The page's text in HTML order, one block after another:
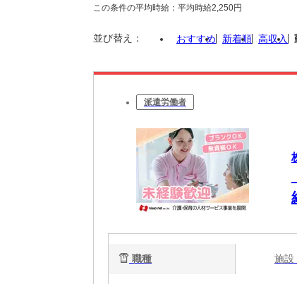
この条件の平均時給：平均時給2,250円
並び替え： おすすめ 新着順 高収入
派遣労働者
職種 施